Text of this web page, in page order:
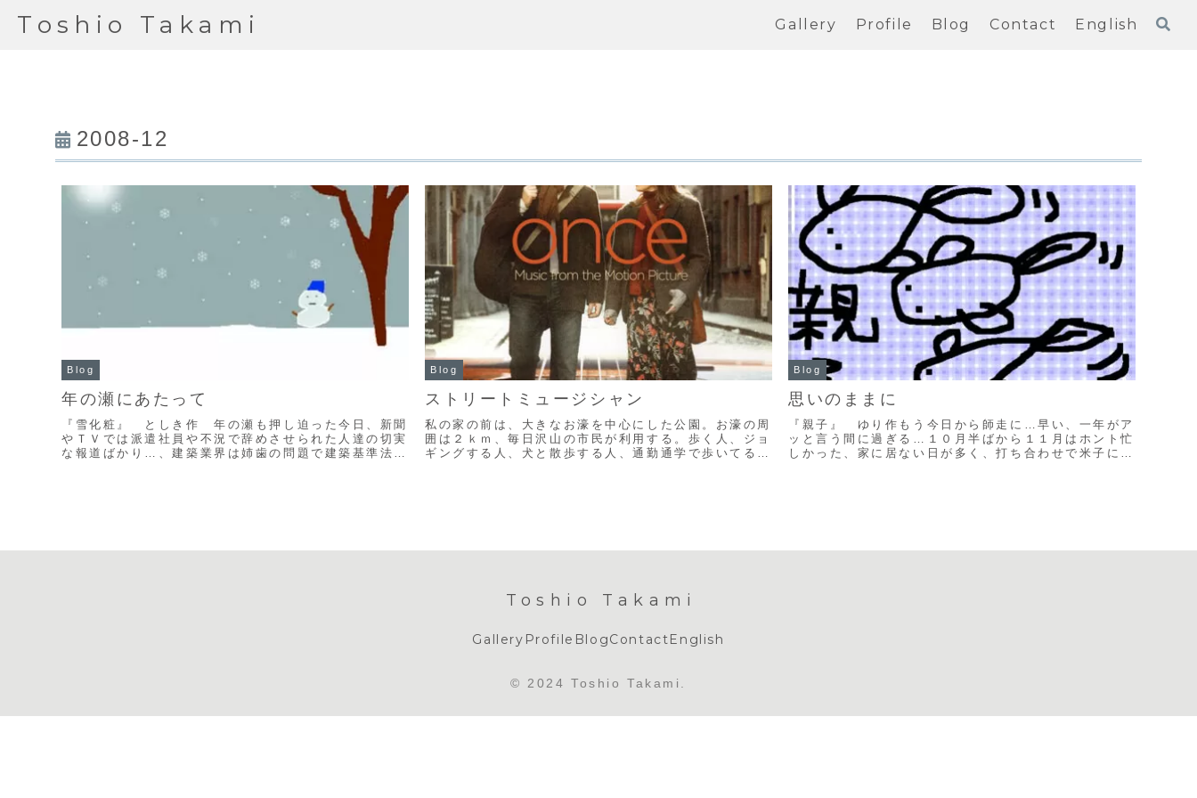
Toshio Takami Gallery Profile Blog Contact English
2008-12
Blog
年の瀬にあたって
『雪化粧』 としき作 年の瀬も押し迫った今日、新聞
やＴＶでは派遣社員や不況で辞めさせられた人達の切実
な報道ばかり…、建築業界は姉歯の問題で建築基準法の
Blog
ストリートミュージシャン
私の家の前は、大きなお濠を中心にした公園。お濠の周
囲は２ｋｍ、毎日沢山の市民が利用する。歩く人、ジョ
ギングする人、犬と散歩する人、通勤通学で歩いてる
Blog
思いのままに
『親子』 ゆり作もう今日から師走に…早い、一年がア
ッと言う間に過ぎる…１０月半ばから１１月はホント忙
しかった、家に居ない日が多く、打ち合わせで米子に行
Toshio Takami
Gallery Profile BlogContactEnglish
© 2024 Toshio Takami.